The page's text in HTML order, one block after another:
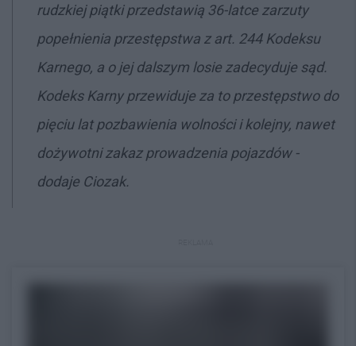
rudzkiej piątki przedstawią 36-latce zarzuty
popełnienia przestępstwa z art. 244 Kodeksu
Karnego, a o jej dalszym losie zadecyduje sąd.
Kodeks Karny przewiduje za to przestępstwo do
pięciu lat pozbawienia wolności i kolejny, nawet
dożywotni zakaz prowadzenia pojazdów -
dodaje Ciozak.